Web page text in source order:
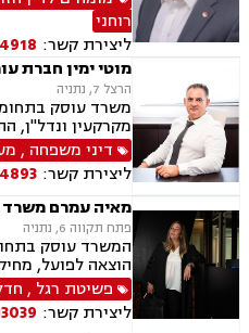
רוחני
ליצירת קשר:
מוטי ימין חברת
הרצל 7, נתניה
משרד עוסק
מקרקעין ונדל"ן,
אזרחית-מסחרית,
דיני חברות,
גישור.
דיני משפחה ,
ליצירת קשר:
מאיה עמרם משרד
פתח תקווה 6, נתניה
המשרד עוסק
הוצאה לפועל,
חובות, ירושות
חברות, פירוקים
ליווי עסקי, ליווי
פשיטת רגל ,
ליצירת קשר: